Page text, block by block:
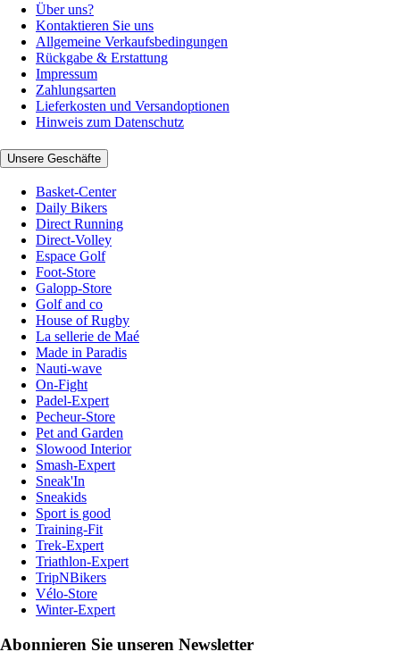
Über uns?
Kontaktieren Sie uns
Allgemeine Verkaufsbedingungen
Rückgabe & Erstattung
Impressum
Zahlungsarten
Lieferkosten und Versandoptionen
Hinweis zum Datenschutz
Unsere Geschäfte
Basket-Center
Daily Bikers
Direct Running
Direct-Volley
Espace Golf
Foot-Store
Galopp-Store
Golf and co
House of Rugby
La sellerie de Maé
Made in Paradis
Nauti-wave
On-Fight
Padel-Expert
Pecheur-Store
Pet and Garden
Slowood Interior
Smash-Expert
Sneak'In
Sneakids
Sport is good
Training-Fit
Trek-Expert
Triathlon-Expert
TripNBikers
Vélo-Store
Winter-Expert
Abonnieren Sie unseren Newsletter